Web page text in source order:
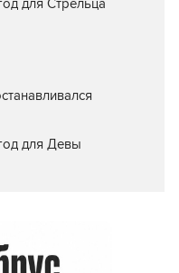
для Девы